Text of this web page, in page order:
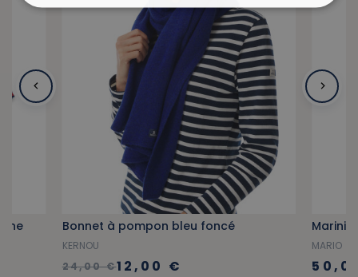
Bonnet à pompon bleu foncé
KERNOU
24,00 €12,00 €
MARIO